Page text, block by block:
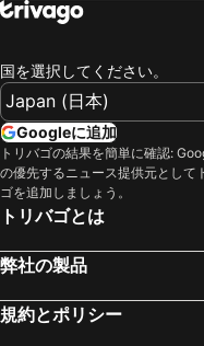
国を選択してください。
Googleに追加
トリバゴの結果を簡単に確認:
の優先するニュース提供元として
ゴを追加しましょう。
トリバゴとは
弊社の製品
規約とポリシー